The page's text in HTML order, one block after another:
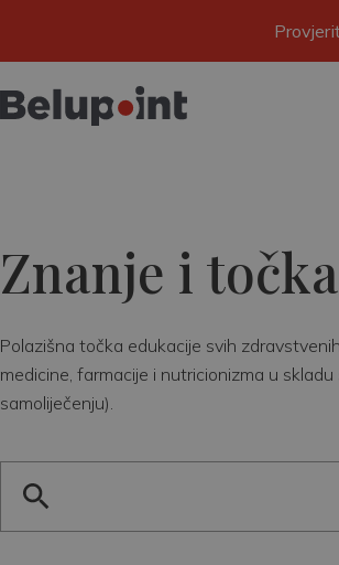
Znanje i točka
Polazišna točka edukacije svih
medicine, farmacije i nutricionizma u
samoliječenju).